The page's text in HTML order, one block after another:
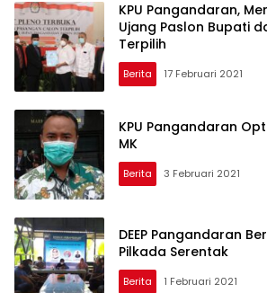
KPU Pangandaran,
Ujang Paslon Bupati
Terpilih
Berita 17 Februari 2021
KPU Pangandaran
MK
Berita 3 Februari 2021
DEEP Pangandaran
Pilkada Serentak
Berita 1 Februari 2021